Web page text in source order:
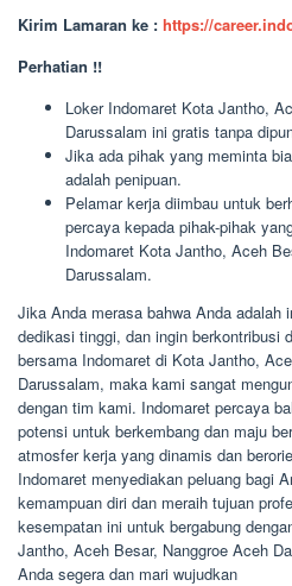
Kirim Lamaran ke : https://
Perhatian !!
Loker Indomaret Kota Jantho,
Darussalam ini gratis tanpa
Jika ada pihak yang meminta
adalah penipuan.
Pelamar kerja diimbau untuk
percaya kepada pihak-pihak
Indomaret Kota Jantho, Aceh
Darussalam.
Jika Anda merasa bahwa Anda adalah
dedikasi tinggi, dan ingin berkontribusi
bersama Indomaret di Kota Jantho,
Darussalam, maka kami sangat
dengan tim kami. Indomaret percaya
potensi untuk berkembang dan maju
atmosfer kerja yang dinamis dan
Indomaret menyediakan peluang bagi
kemampuan diri dan meraih tujuan
kesempatan ini untuk bergabung
Jantho, Aceh Besar, Nanggroe Aceh
Anda segera dan mari wujudkan